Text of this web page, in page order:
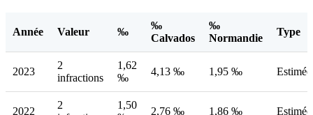
Année Valeur ‰
‰
Calvados
‰
Normandie
Type
2023
2
infractions
1,62
‰
4,13 ‰ 1,95 ‰ Estimée
2022
2
1,50
2,76 ‰ 1,86 ‰ Estimée